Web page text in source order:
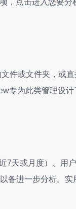
件或文件夹，或
专为此类管理设计
7天或月度）、用户
备进一步分析。实